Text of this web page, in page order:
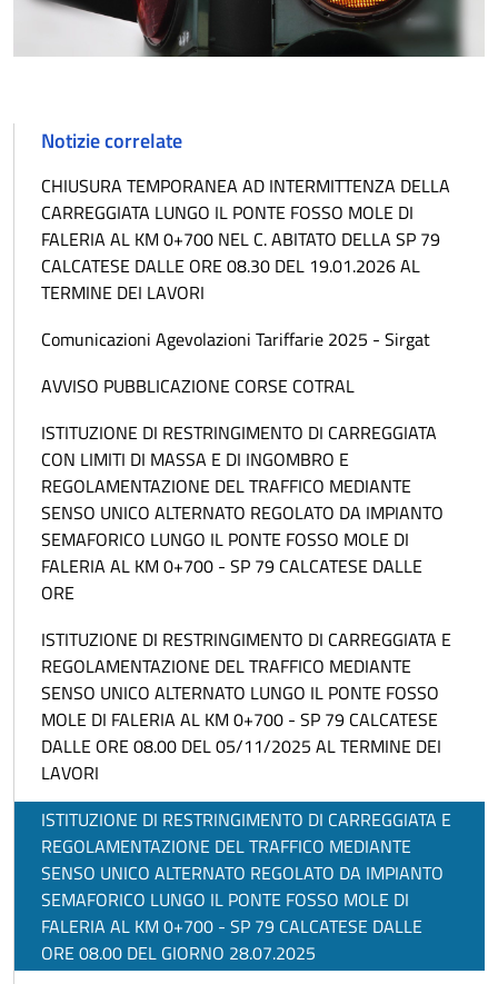
Notizie correlate
CHIUSURA TEMPORANEA AD INTERMITTENZA DELLA
CARREGGIATA LUNGO IL PONTE FOSSO MOLE DI
FALERIA AL KM 0+700 NEL C. ABITATO DELLA SP 79
CALCATESE DALLE ORE 08.30 DEL 19.01.2026 AL
TERMINE DEI LAVORI
Comunicazioni Agevolazioni Tariffarie 2025 - Sirgat
AVVISO PUBBLICAZIONE CORSE COTRAL
ISTITUZIONE DI RESTRINGIMENTO DI CARREGGIATA
CON LIMITI DI MASSA E DI INGOMBRO E
REGOLAMENTAZIONE DEL TRAFFICO MEDIANTE
SENSO UNICO ALTERNATO REGOLATO DA IMPIANTO
SEMAFORICO LUNGO IL PONTE FOSSO MOLE DI
FALERIA AL KM 0+700 - SP 79 CALCATESE DALLE
ORE
ISTITUZIONE DI RESTRINGIMENTO DI CARREGGIATA E
REGOLAMENTAZIONE DEL TRAFFICO MEDIANTE
SENSO UNICO ALTERNATO LUNGO IL PONTE FOSSO
MOLE DI FALERIA AL KM 0+700 - SP 79 CALCATESE
DALLE ORE 08.00 DEL 05/11/2025 AL TERMINE DEI
LAVORI
ISTITUZIONE DI RESTRINGIMENTO DI CARREGGIATA E
REGOLAMENTAZIONE DEL TRAFFICO MEDIANTE
SENSO UNICO ALTERNATO REGOLATO DA IMPIANTO
SEMAFORICO LUNGO IL PONTE FOSSO MOLE DI
FALERIA AL KM 0+700 - SP 79 CALCATESE DALLE
ORE 08.00 DEL GIORNO 28.07.2025